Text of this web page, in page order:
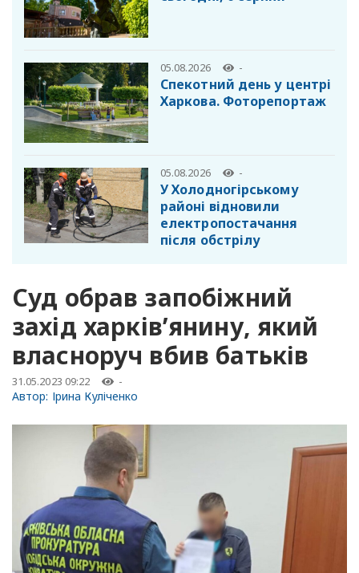
05.08.2026 -
Спекотний день у центрі
Харкова. Фоторепортаж
05.08.2026 -
У Холодногірському
районі відновили
електропостачання
після обстрілу
Суд обрав запобіжний
захід харків’янину, який
власноруч вбив батьків
31.05.2023 09:22 -
Автор: Ірина Куліченко